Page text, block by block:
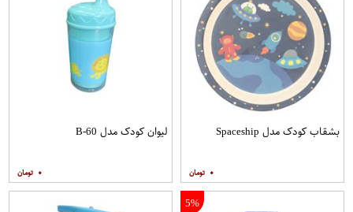
بشقاب کودک مدل Spaceship
۰
لیوان کودک مدل B-60
۰
5%